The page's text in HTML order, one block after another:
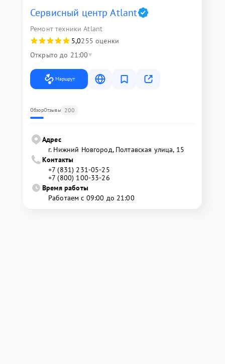
Сервисный центр Atlant
Ремонт техники Atlant
5,0255 оценки
Открыто до 21:00
Маршрут
ОбзорОтзывы 200
Адрес
г. Нижний Новгород, Полтавская улица, 15
Контакты
+7 (831) 231-05-25
+7 (800) 100-33-26
Время работы
Работаем с 09:00 до 21:00